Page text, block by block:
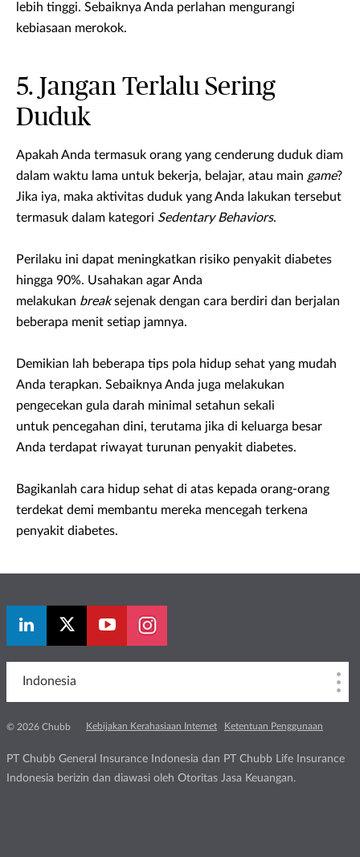
lebih tinggi. Sebaiknya Anda perlahan mengurangi
kebiasaan merokok.
5. Jangan Terlalu Sering
Duduk
Apakah Anda termasuk orang yang cenderung duduk diam
dalam waktu lama untuk bekerja, belajar, atau main game?
Jika iya, maka aktivitas duduk yang Anda lakukan tersebut
termasuk dalam kategori Sedentary Behaviors.
Perilaku ini dapat meningkatkan risiko penyakit diabetes
hingga 90%. Usahakan agar Anda
melakukan breaksejenak dengan cara berdiri dan berjalan
beberapa menit setiap jamnya.
Demikian lah beberapa tips pola hidup sehat yang mudah
Anda terapkan. Sebaiknya Anda juga melakukan
pengecekan gula darah minimal setahun sekali
untuk pencegahan dini, terutama jika di keluarga besar
Anda terdapat riwayat turunan penyakit diabetes.
Bagikanlah cara hidup sehat di atas kepada orang-orang
terdekat demi membantu mereka mencegah terkena
penyakit diabetes.
Indonesia
© 2026 Chubb Kebijakan Kerahasiaan Internet Ketentuan Penggunaan
PT Chubb General Insurance Indonesia dan PT Chubb Life Insurance
Indonesia berizin dan diawasi oleh Otoritas Jasa Keuangan.